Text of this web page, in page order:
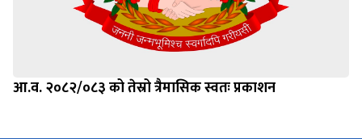
आ.व. २०८२/०८३ को तेस्रो त्रैमासिक स्वतः प्रकाशन